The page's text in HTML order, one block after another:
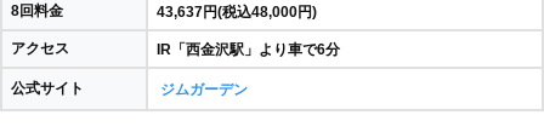
8回料金 43,637円(税込48,000円)
アクセス IR「西金沢駅」より車で6分
公式サイト ジムガーデン